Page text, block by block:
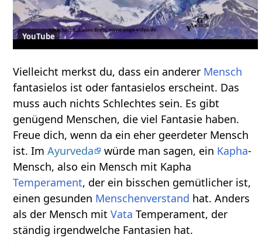
YouTube
Vielleicht merkst du, dass ein anderer Mensch
fantasielos ist oder fantasielos erscheint. Das
muss auch nichts Schlechtes sein. Es gibt
genügend Menschen, die viel Fantasie haben.
Freue dich, wenn da ein eher geerdeter Mensch
ist. ImAyurveda würde man sagen, ein Kapha-
Mensch, also ein Mensch mit Kapha
Temperament, der ein bisschen gemütlicher ist,
einen gesunden Menschenverstand hat. Anders
als der Mensch mitVata Temperament, der
ständig irgendwelche Fantasien hat.